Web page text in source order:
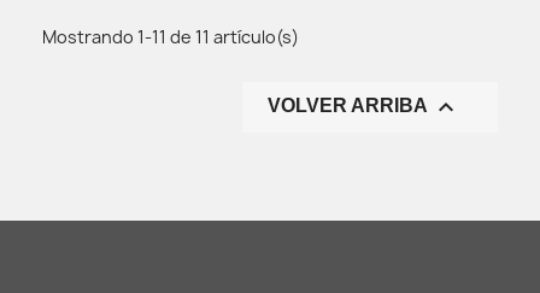
Mostrando 1-11 de 11 artículo(s)
VOLVER ARRIBA 